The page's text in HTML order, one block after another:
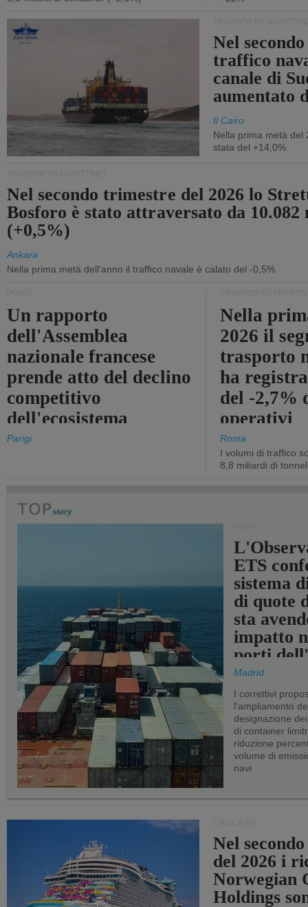
Nel
traffico
canale di
aumentato
Il Cairo
Nella prima metà del
stata del +14,0%
Nel secondo trimestre del 2026 lo
Bosforo è stato attraversato da 10.082
(+0,5%)
Ankara
Nella prima metà dell'anno il traffico navale è calato del -0,5%
Un rapporto
dell'Assemblea
nazionale francese
prende atto del declino
competitivo
dell'ecosistema
portuale statale
Parigi
Nella
2026 il
trasporto
ha
del -2,7%
operativi
Roma
I volumi di traffico
8,8 miliardi di
ETS
sistema
di quote
sta
impatto
porti
Madrid
I correttivi
l'ampliamento
designazione
di container
riduzione
volume di
navi
Nel
del 2026 i
Norwegian
Holdings